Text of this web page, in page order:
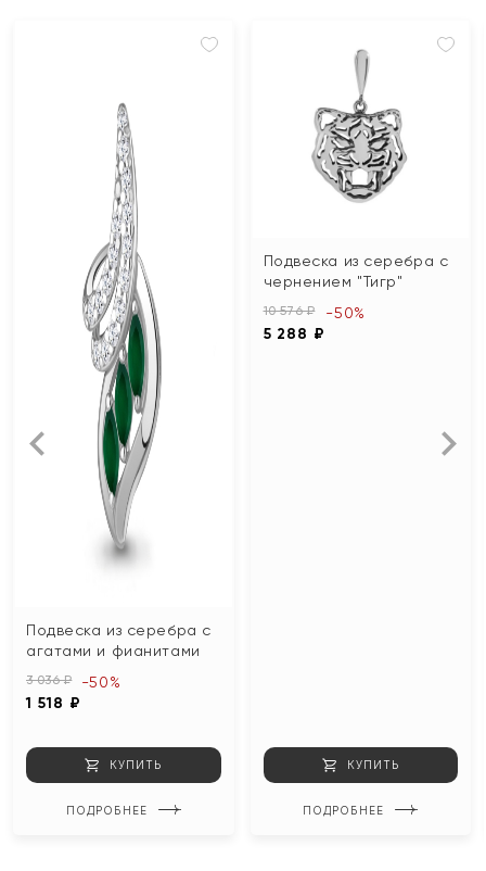
Подвеска из серебра с
агатами и фианитами
3 036 ₽
1 518 ₽
-50%
КУПИТЬ
ПОДРОБНЕЕ
Подвеска из серебра с
чернением "Тигр"
10 576 ₽
5 288 ₽
-50%
КУПИТЬ
ПОДРОБНЕЕ